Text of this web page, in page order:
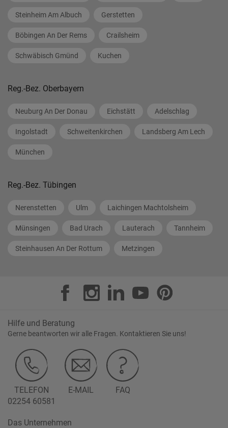
Steinheim Am Albuch Gerstetten
Böbingen An Der Rems Crailsheim
Schwäbisch Gmünd Kuchen
Reg.-Bez. Oberbayern
Neuburg An Der Donau Eichstätt Adelschlag
Ingolstadt Schweitenkirchen Landsberg Am Lech
München
Reg.-Bez. Tübingen
Nerenstetten Ulm Laichingen Machtolsheim
Münsingen Bad Urach Lauterach Tannheim
Steinhausen An Der Rottum Metzingen
Hilfe und Beratung
Gerne beantworten wir alle Fragen. Kontaktieren Sie uns!
TELEFON
02254 60581
E-MAIL FAQ
Das Unternehmen